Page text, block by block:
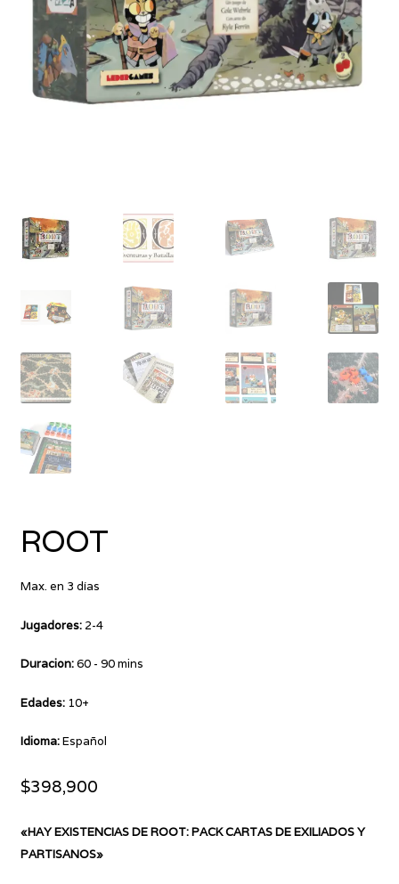
ROOT
Max. en 3 días
Jugadores: 2-4
Duracion:60 - 90 mins
Edades: 10+
Idioma:Español
$398,900
«HAY EXISTENCIAS DE ROOT: PACK CARTAS DE EXILIADOS Y
PARTISANOS»